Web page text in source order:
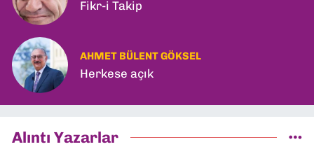
Fikr-i Takip
AHMET BÜLENT GÖKSEL
Herkese açık
Alıntı Yazarlar